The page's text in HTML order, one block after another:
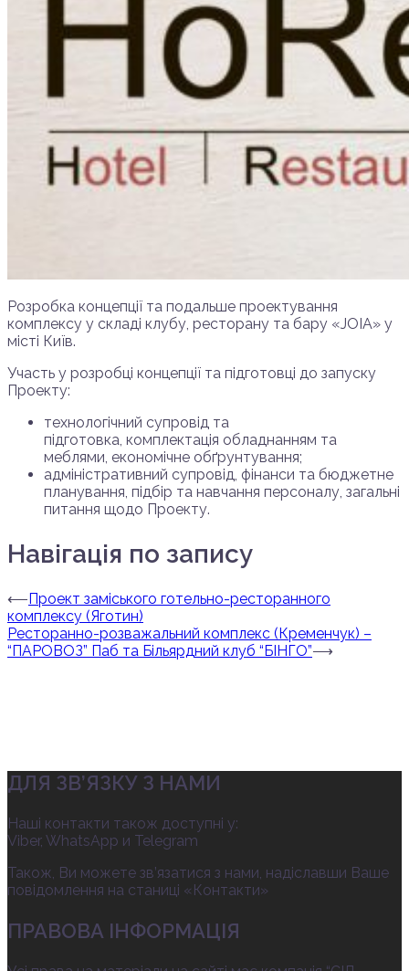
Розробка концепції та подальше проектування
комплексу у складі клубу, ресторану та бару «JOIA» у
місті Київ.
Участь у розробці концепції та підготовці до запуску
Проекту:
технологічний супровід та
підготовка, комплектація обладнанням та
меблями, економічне обґрунтування;
адміністративний супровід, фінанси та бюджетне
планування, підбір та навчання персоналу, загальні
питання щодо Проекту.
Навігація по запису
⟵Проект заміського готельно-ресторанного
комплексу (Яготин)
Ресторанно-розважальний комплекс (Кременчук) –
“ПАРОВОЗ” Паб та Більярдний клуб “БІНГО”⟶
ДЛЯ ЗВ’ЯЗКУ З НАМИ
Наші контакти також доступні у:
Viber, WhatsApp и Telegram
Також, Ви можете зв’язатися з нами, надіславши Ваше
повідомлення на станиці «Контакти»
ПРАВОВА ІНФОРМАЦІЯ